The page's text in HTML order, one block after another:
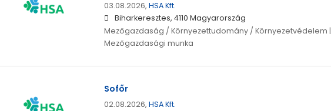
03.08.2026, HSA Kft.
Biharkeresztes, 4110 Magyarország
Mezőgazdaság / Környezettudomány / Környezetvédelem |
Mezőgazdasági munka
Sofőr
02.08.2026, HSA Kft.